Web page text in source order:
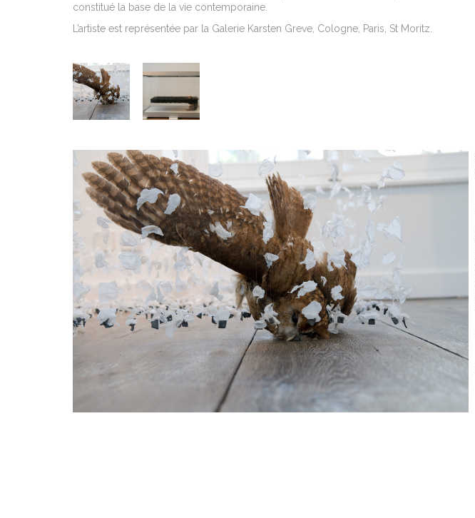
constitué la base de la vie contemporaine.
L’artiste est représentée par la Galerie Karsten Greve, Cologne, Paris, St Moritz.